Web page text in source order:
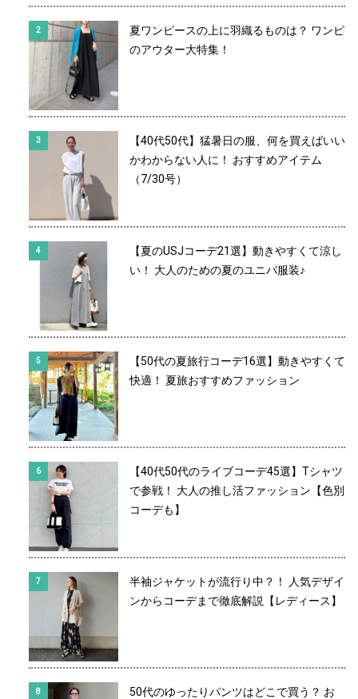
夏ワンピースの上に羽織るものは？ ワンピ
のアウター大特集！
【40代50代】猛暑日の服、何を買えばいい
かわからない人に！ おすすめアイテム
（7/30号）
【夏のUSJコーデ21選】動きやすくて涼し
い！ 大人のための夏のユニバ服装♪
【50代の夏旅行コーデ16選】動きやすくて
快適！ 夏旅おすすめファッション
【40代50代のライブコーデ45選】Tシャツ
で参戦！ 大人の推し活ファッション【色別
コーデも】
半袖ジャケットが流行り中？！ 人気デザイ
ンからコーデまで徹底解説【レディース】
50代のゆったりパンツはどこで買う？ お